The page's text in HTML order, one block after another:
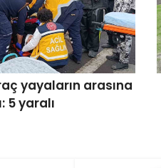
yayaların arasına
5 yaralı